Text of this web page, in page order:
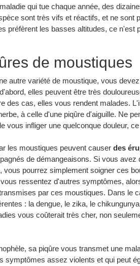
qui tue chaque année, des
sont très vifs et réactifs, et ne sont
préfèrent les basses altitudes, ce n'est
de moustiques
autre variété de moustique, vous
elles peuvent être très
des cas, elles vous rendent malades.
à celle d'une piqûre d'aiguille. Ne
vous infliger une quelconque douleur,
les moustiques peuvent causer des
de démangeaisons. Si vous avez
vous pourrez simplement soigner ces
ressentez d'autres symptômes,
par ces moustiques. Dans le
: la dengue, le zika, le
vous coûterait très cher, non
sa piqûre vous transmet une
symptômes assez violents et qui peut